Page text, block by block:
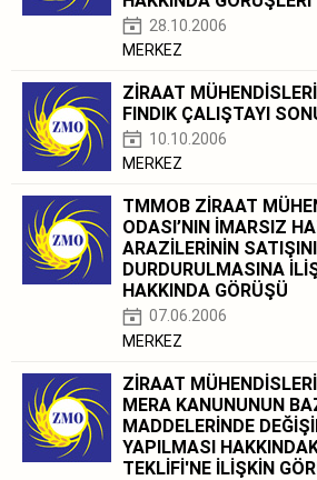
28.10.2006
MERKEZ
ZİRAAT
FINDIK ÇALIŞTAYI
10.10.2006
MERKEZ
TMMOB ZİRAAT
ODASI’NIN İMARSIZ
ARAZİLERİNİN
DURDURULMASINA
HAKKINDA GÖRÜŞÜ
07.06.2006
MERKEZ
ZİRAAT
MERA KANUNUNUN
MADDELERİNDE
YAPILMASI
TEKLİFİ'NE İLİŞKİN